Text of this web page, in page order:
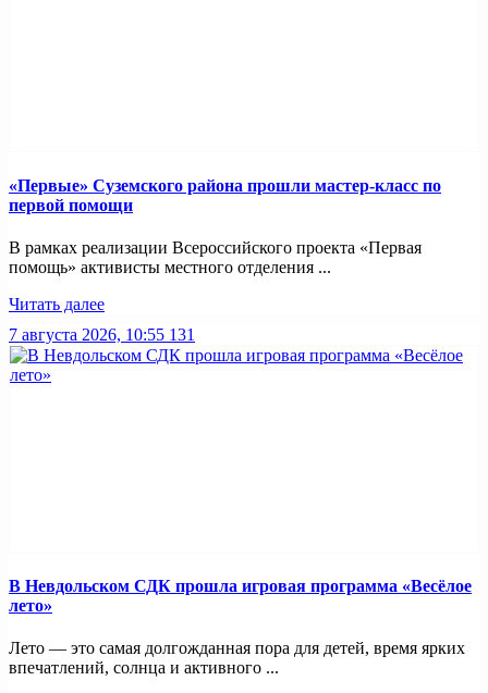
«Первые» Суземского района прошли мастер-класс по
первой помощи
В рамках реализации Всероссийского проекта «Первая
помощь» активисты местного отделения ...
Читать далее
7 августа 2026, 10:55 131
В Невдольском СДК прошла игровая программа «Весёлое
лето»
Лето — это самая долгожданная пора для детей, время ярких
впечатлений, солнца и активного ...